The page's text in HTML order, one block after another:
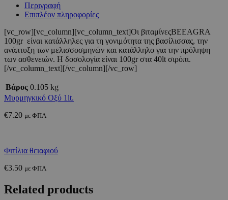
Περιγραφή
Επιπλέον πληροφορίες
[vc_row][vc_column][vc_column_text]Οι βιταμίνεςBEEAGRA
100gr είναι κατάλληλες για τη γονιμότητα της βασίλισσας, την
ανάπτυξη των μελισσοσμηνών και κατάλληλο για την πρόληψη
των ασθενειών. Η δοσολογία είναι 100gr στα 40lt σιρόπι.
[/vc_column_text][/vc_column][/vc_row]
Βάρος 0.105 kg
Μυρμηγκικό Οξύ 1lt.
€7.20 με ΦΠΑ
Φιτίλια θειαφιού
€3.50 με ΦΠΑ
Related products